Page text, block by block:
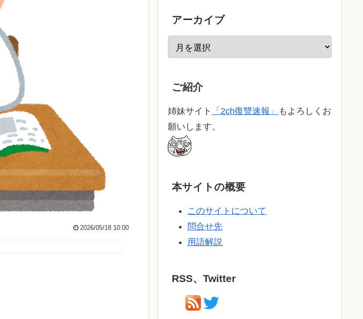
2026/05/18 10:00
アーカイブ
ご紹介
姉妹サイト 「2ch復讐速報」
もよろしくお
願いします。
本サイトの概要
このサイトについて
問合せ先
用語解説
RSS、Twitter